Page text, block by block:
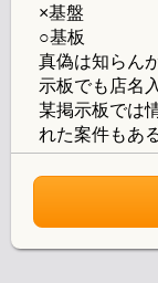
×基盤
○基板
真偽は知らん
示板でも店名
某掲示板では
れた案件もあ